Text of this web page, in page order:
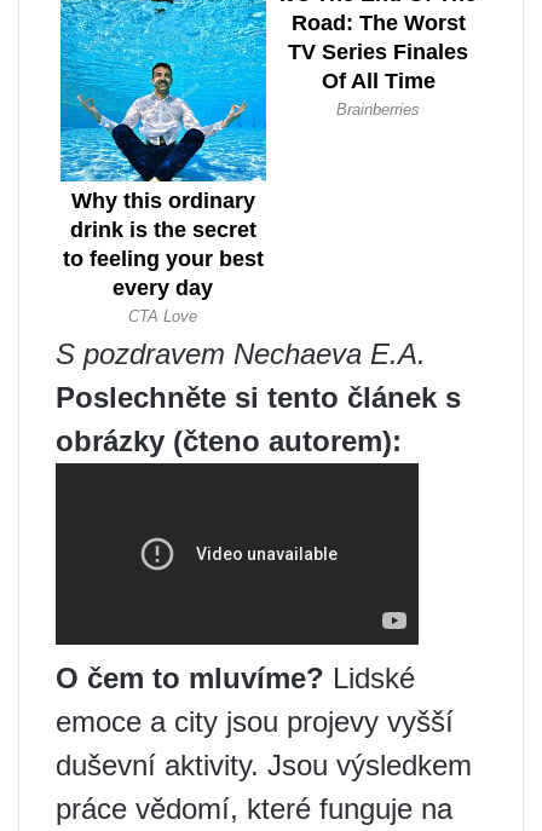
S pozdravem Nechaeva E.A.
Poslechněte si tento článek s
obrázky (čteno autorem):
O čem to mluvíme? Lidské
emoce a city jsou projevy vyšší
duševní aktivity. Jsou výsledkem
práce vědomí, které funguje na